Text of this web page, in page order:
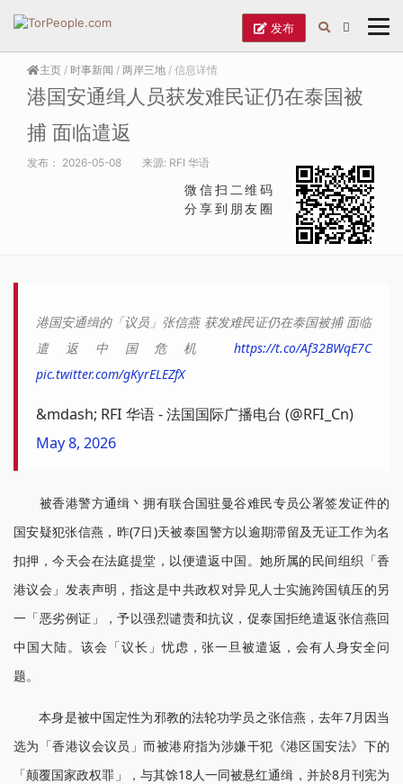
发布
主页 / 时事新闻 / 两岸三地 / 信息详情
港国安通缉人员获发难民证仍在泰国被
捕 面临遣返
发布： 2026-05-08 来源: RFI 华语
微信扫二维码
分享到朋友圈
港国安通缉的「议员」张信燕 获发难民证仍在泰国被捕 面临
遣返中国危机 https://t.co/Af32BWqE7C
pic.twitter.com/gKyrELEZfX
&mdash; RFI 华语 - 法国国际广播电台 (@RFI_Cn)
May 8, 2026
被香港警方通缉丶拥有联合国驻曼谷难民专员公署签发证件的
国安疑犯张信燕，昨(7日)天被泰国警方以逾期滞留及无证工作为名
扣押，今天会在法庭提堂，以便遣返中国。她所属的民间组织「香
港议会」发表声明，指这是中共政权对异见人士实施跨国镇压的另
一「恶劣例证」，予以强烈谴责和抗议，促泰国拒绝遣返张信燕回
中国大陆。该会「议长」忧虑，张一旦被遣返，会有人身安全问
题。
本身是被中国定性为邪教的法轮功学员之张信燕，去年7月因当
选为「香港议会议员」而被港府指为涉嫌干犯《港区国安法》下的
「颠覆国家政权罪」，与其馀18人一同被悬红通缉，并於8月刊宪为